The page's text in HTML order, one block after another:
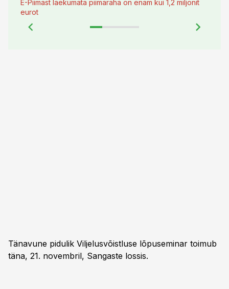
E-Piimast laekumata piimaraha on enam kui 1,2 miljonit
eurot
Tänavune pidulik Viljelusvõistluse lõpuseminar toimub
täna, 21. novembril, Sangaste lossis.